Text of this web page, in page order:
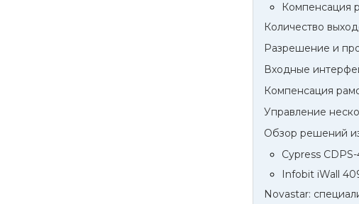
Компенсация
Количество
Разрешение и
Входные
Компенсация
Управление
Обзор решений
Cypress
Infobit iWall
Novastar: